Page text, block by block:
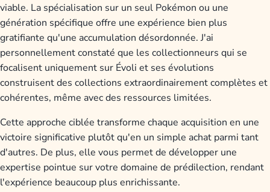
viable. La spécialisation sur un seul Pokémon ou une
génération spécifique offre une expérience bien plus
gratifiante qu'une accumulation désordonnée. J'ai
personnellement constaté que les collectionneurs qui se
focalisent uniquement sur Évoli et ses évolutions
construisent des collections extraordinairement complètes et
cohérentes, même avec des ressources limitées.
Cette approche ciblée transforme chaque acquisition en une
victoire significative plutôt qu'en un simple achat parmi tant
d'autres. De plus, elle vous permet de développer une
expertise pointue sur votre domaine de prédilection, rendant
l'expérience beaucoup plus enrichissante.